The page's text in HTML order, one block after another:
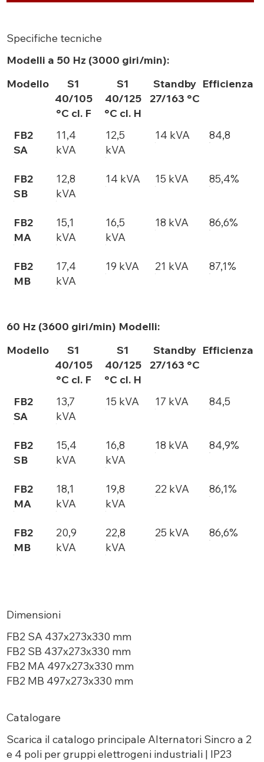
Specifiche tecniche
Modelli a 50 Hz (3000 giri/min):
Modello
S1
40/105
°C cl. F
S1
40/125
°C cl. H
Standby
27/163 °C
Efficienza
FB2
SA
11,4
kVA
12,5
kVA
14 kVA 84,8
FB2
SB
12,8
kVA
14 kVA 15 kVA 85,4%
FB2
MA
15,1
kVA
16,5
kVA
18 kVA 86,6%
FB2
MB
17,4
kVA
19 kVA 21 kVA 87,1%
60 Hz (3600 giri/min) Modelli:
Modello
S1
40/105
°C cl. F
S1
40/125
°C cl. H
Standby
27/163 °C
Efficienza
FB2
SA
13,7
kVA
15 kVA 17 kVA 84,5
FB2
SB
15,4
kVA
16,8
kVA
18 kVA 84,9%
FB2
MA
18,1
kVA
19,8
kVA
22 kVA 86,1%
FB2
MB
20,9
kVA
22,8
kVA
25 kVA 86,6%
Dimensioni
FB2 SA 437x273x330 mm
FB2 SB 437x273x330 mm
FB2 MA 497x273x330 mm
FB2 MB 497x273x330 mm
Catalogare
Scarica il catalogo principale Alternatori Sincro a 2
e 4 poli per gruppi elettrogeni industriali | IP23